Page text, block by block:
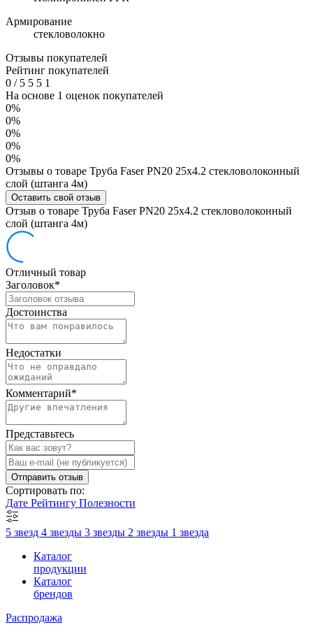
Армирование
стекловолокно
Отзывы покупателей
Рейтинг покупателей
0 /5 5 5 1
На основе 1 оценок покупателей
0%
0%
0%
0%
0%
Отзывы о товаре Труба Faser PN20 25х4.2 стекловолоконный
слой (штанга 4м)
Оставить свой отзыв
Отзыв о товаре Труба Faser PN20 25х4.2 стекловолоконный
слой (штанга 4м)
Отличный товар
Заголовок*
Достоинства
Недостатки
Комментарий*
Представьтесь
Отправить отзыв
Сортировать по:
Дате Рейтингу Полезности
5 звезд 4 звезды 3 звезды 2 звезды 1 звезда
Каталог
продукции
Каталог
брендов
Распродажа